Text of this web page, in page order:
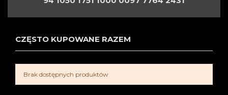
CZĘSTO KUPOWANE RAZEM
Brak dostępnych produktów